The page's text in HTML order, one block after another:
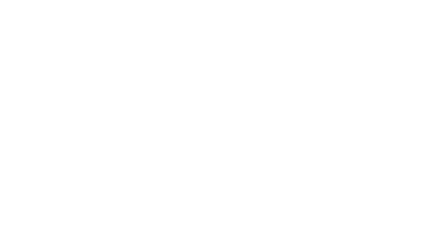
ไร เหมาะกับรูปหน้า